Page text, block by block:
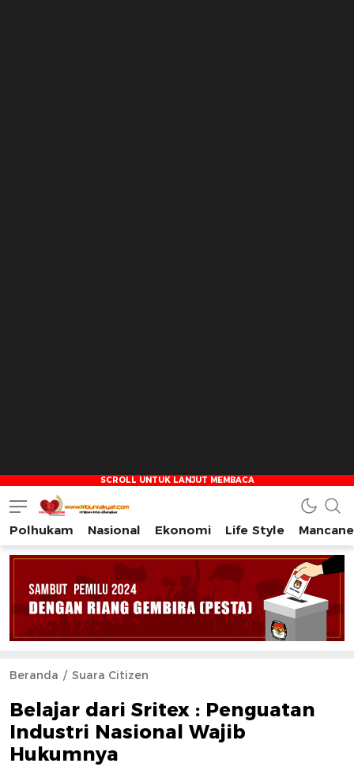
Tribun Rakyat
Tulus – Terdepan – Diharapkan
Polhukam Nasional Ekonomi Life Style
Beranda Suara Citizen
Belajar dari Sritex : Penguatan
Industri Nasional Wajib
Hukumnya